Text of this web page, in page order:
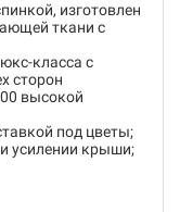
изготовлен
ткани с
класса с
сторон
высокой
под цветы;
усилении крыши;